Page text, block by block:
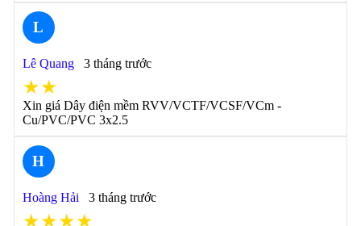
L
Lê Quang 3 tháng trước
★★
Xin giá Dây điện mềm RVV/VCTF/VCSF/VCm -
Cu/PVC/PVC 3x2.5
H
Hoàng Hải 3 tháng trước
★★★★